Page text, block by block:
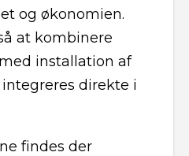
og økonomien.
at kombinere
installation af
direkte i
findes der